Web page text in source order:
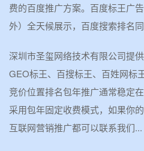
费的百度推广方案。百度标王广
外）全天候展示，百度搜索排名
深圳市圣玺网络技术有限公司提
GEO标王、百搜标王、百姓网标
竞价位置排名包年推广通常稳定
采用包年固定收费模式，如果你
互联网营销推广都可以联系我们...